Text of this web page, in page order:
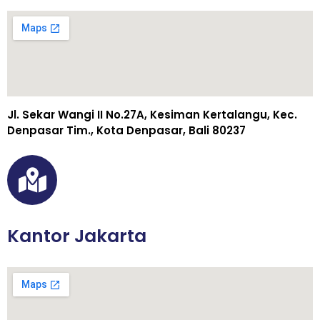
Jl. Sekar Wangi II No.27A, Kesiman Kertalangu, Kec.
Denpasar Tim., Kota Denpasar, Bali 80237
Kantor Jakarta